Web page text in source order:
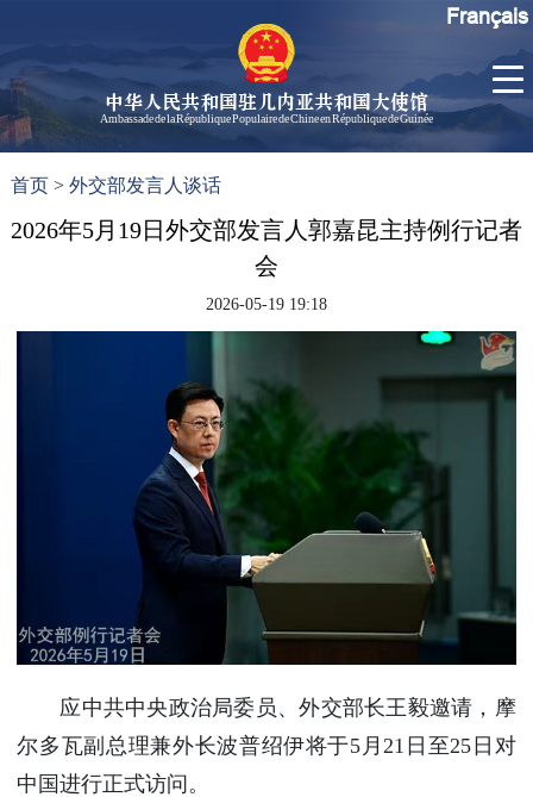
中华人民共和国驻几内亚共和国大使馆
Ambassade de la République Populaire de Chine en République de Guinée
大使信
孙勇大
中国历
任驻几
内亚大
使
息
导及部
人
联系方
几
Français
首页 >外交部发言人谈话
2026年5月19日外交部发言人郭嘉昆主持例行记者
会
2026-05-19 19:18
应中共中央政治局委员、外交部长王毅邀请，摩
尔多瓦副总理兼外长波普绍伊将于5月21日至25日对
中国进行正式访问。